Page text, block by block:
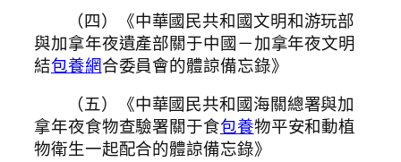
（四）《中華國民共和國文明和游玩部
與加拿年夜遺產部關于中國－加拿年夜文明
結包養網合委員會的體諒備忘錄》
（五）《中華國民共和國海關總署與加
拿年夜食物查驗署關于食包養物平安和動植
物衛生一起配合的體諒備忘錄》